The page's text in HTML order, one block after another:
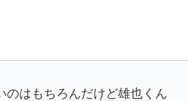
はもちろんだけど雄也くん